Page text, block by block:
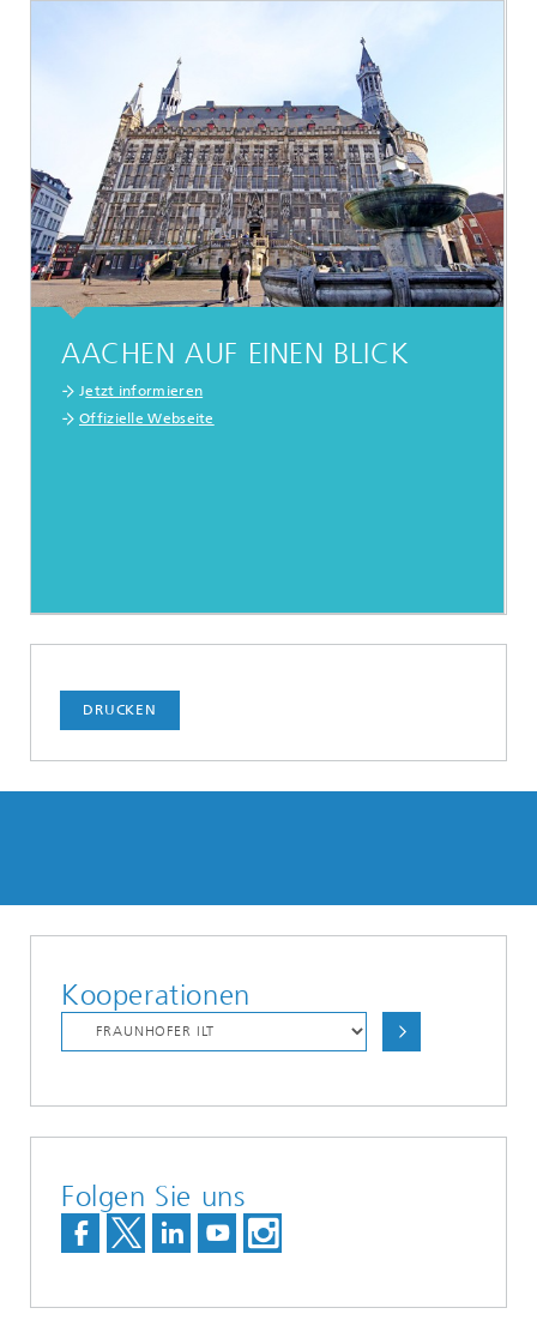
AACHEN AUF EINEN BLICK
Jetzt informieren
Offizielle Webseite
DRUCKEN
Kooperationen
Folgen Sie uns